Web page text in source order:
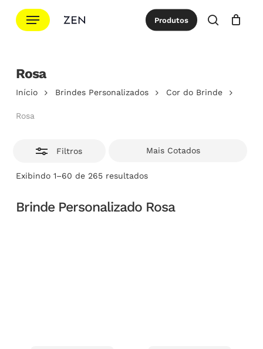
para
principal
Menu Produtos
procurar
Cotação Close
Rosa
Início Brindes Personalizados Cor do Brinde
Rosa
Filtros
Exibindo 1–60 de 265 resultadosClassificado
Brinde Personalizado Rosa